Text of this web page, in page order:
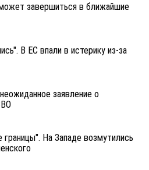
завершиться в ближайшие
В ЕС впали в истерику из-за
заявление о
На Западе возмутились